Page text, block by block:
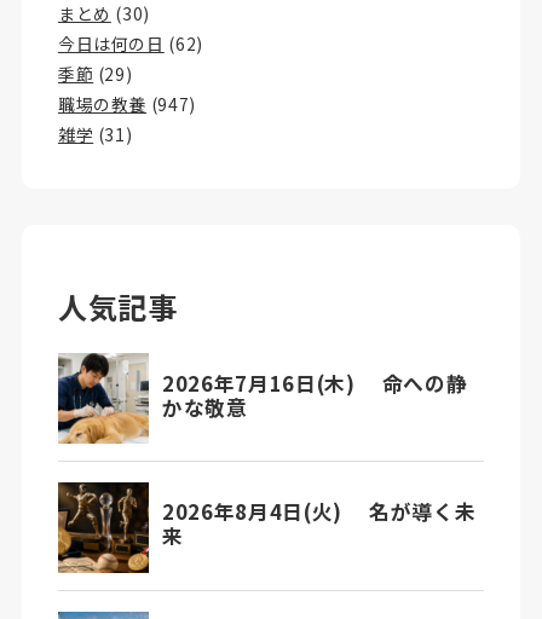
まとめ (30)
今日は何の日 (62)
季節 (29)
職場の教養 (947)
雑学 (31)
人気記事